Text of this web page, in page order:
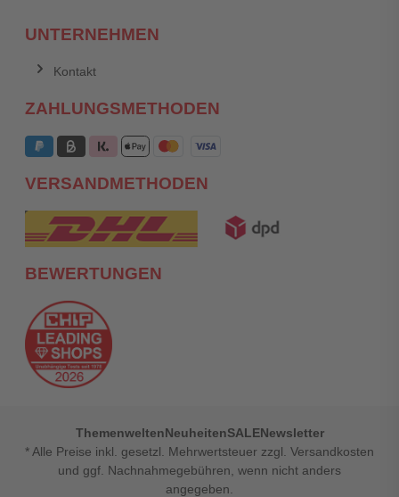
UNTERNEHMEN
Kontakt
ZAHLUNGSMETHODEN
VERSANDMETHODEN
BEWERTUNGEN
ThemenweltenNeuheitenSALENewsletter
* Alle Preise inkl. gesetzl. Mehrwertsteuer zzgl. Versandkosten
und ggf. Nachnahmegebühren, wenn nicht anders
angegeben.